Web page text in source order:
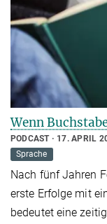
Wenn
PODCAST
17. APRIL
Sprache
Nach fünf Jahren
erste Erfolge mit
bedeutet eine